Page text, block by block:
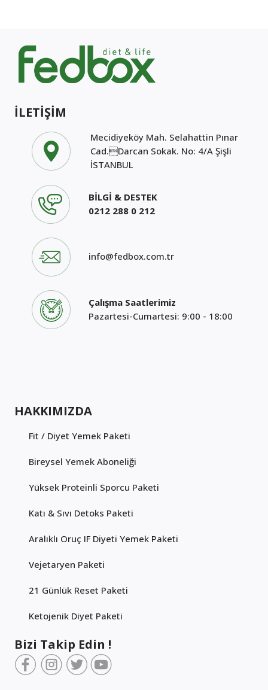
İLETİŞİM
Mecidiyeköy Mah. Selahattin Pınar
Cad.Darcan Sokak. No: 4/A Şişli
İSTANBUL
BİLGİ & DESTEK
0212 288 0 212
info@fedbox.com.tr
Çalışma Saatlerimiz
Pazartesi-Cumartesi: 9:00 - 18:00
HAKKIMIZDA
Fit / Diyet Yemek Paketi
Bireysel Yemek Aboneliği
Yüksek Proteinli Sporcu Paketi
Katı & Sıvı Detoks Paketi
Aralıklı Oruç IF Diyeti Yemek Paketi
Vejetaryen Paketi
21 Günlük Reset Paketi
Ketojenik Diyet Paketi
Bizi Takip Edin !